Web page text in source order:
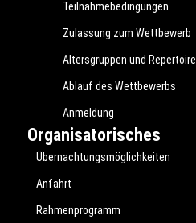
Teilnahmebedingungen
Zulassung zum Wettbewerb
Altersgruppen und Repertoire
Ablauf des Wettbewerbs
Anmeldung
Organisatorisches
Übernachtungsmöglichkeiten
Anfahrt
Rahmenprogramm